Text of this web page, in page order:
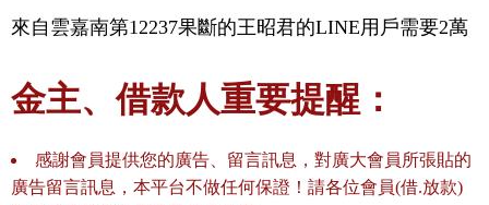
來自雲嘉南第12237果斷的王昭君的LINE用戶需要2萬
金主、借款人重要提醒：
感謝會員提供您的廣告、留言訊息，對廣大會員所張貼的
廣告留言訊息，本平台不做任何保證！請各位會員(借.放款)